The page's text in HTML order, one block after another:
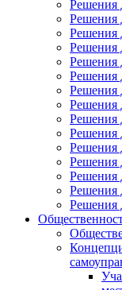
Решения
Решения
Решения
Решения
Решения
Решения
Решения
Решения
Решения
Решения
Решения
Решения
Решения
Решения
Решения